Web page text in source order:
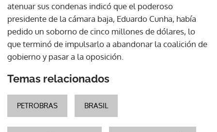
atenuar sus condenas indicó que el poderoso
presidente de la cámara baja, Eduardo Cunha, había
pedido un soborno de cinco millones de dólares, lo
que terminó de impulsarlo a abandonar la coalición de
gobierno y pasar a la oposición.
Temas relacionados
PETROBRAS BRASIL